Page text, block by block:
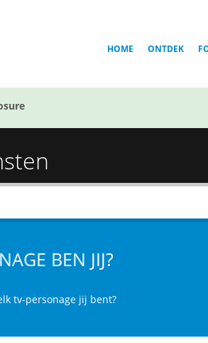
HOME ONTDEK
BEN JIJ?
tv-personage jij bent?